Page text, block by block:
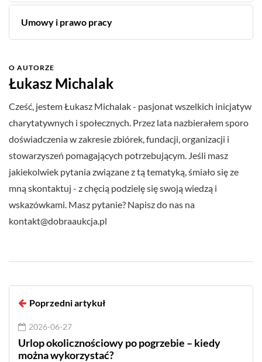
Umowy i prawo pracy
O AUTORZE
Łukasz Michalak
Cześć, jestem Łukasz Michalak - pasjonat wszelkich inicjatyw
charytatywnych i społecznych. Przez lata nazbierałem sporo
doświadczenia w zakresie zbiórek, fundacji, organizacji i
stowarzyszeń pomagających potrzebującym. Jeśli masz
jakiekolwiek pytania związane z tą tematyką, śmiało się ze
mną skontaktuj - z chęcią podzielę się swoją wiedzą i
wskazówkami. Masz pytanie? Napisz do nas na
kontakt@dobraaukcja.pl
Poprzedni artykuł
2026-06-27
Urlop okolicznościowy po pogrzebie – kiedy
można wykorzystać?